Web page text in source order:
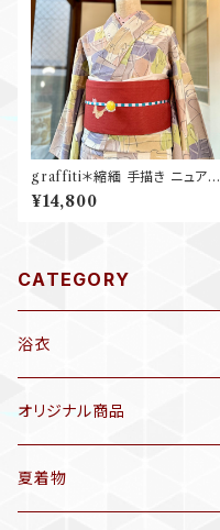
graffiti＊縮緬 手描き ニュアン
スカラー 小紋着物 A894
¥14,800
CATEGORY
浴衣
オリジナル商品
袷着物(10〜5月頃)
夏着物